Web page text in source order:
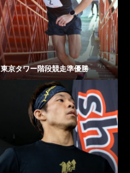
東京タワー階段競走準優勝